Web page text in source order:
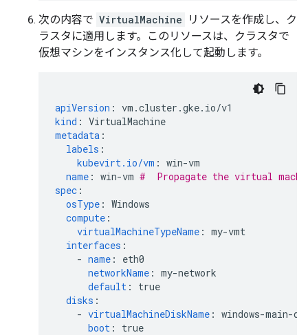
次の内容で VirtualMachine
リソースを作成し、ク
ラスタに適用します。このリソースは、クラスタで
仮想マシンをインスタンス化して起動します。
apiVersion : vm.cluster.gke.io/v1
kind : VirtualMachine
metadata :
labels :
kubevirt.io/vm : win-vm
name : win-vm #  Propagate the virtual
spec :
osType : Windows
compute :
virtualMachineTypeName : my-vmt
interfaces :
- name :
eth0
networkName : my-network
default :
true
disks :
- virtualMachineDiskName : windows-main-
boot : true